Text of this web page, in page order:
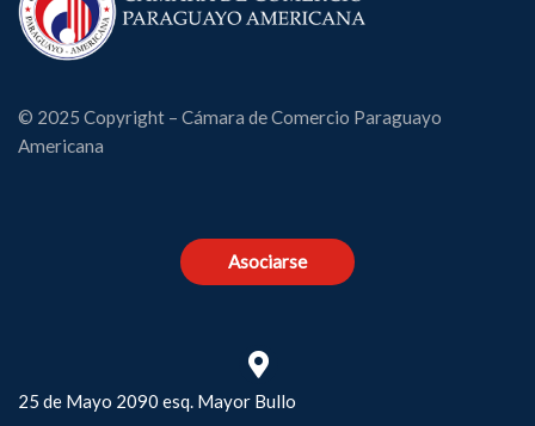
© 2025 Copyright – Cámara de Comercio Paraguayo
Americana
Asociarse
25 de Mayo 2090 esq. Mayor Bullo